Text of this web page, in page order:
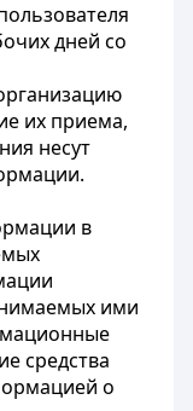
дней со
их приема,
несут
в
ими
средства
о